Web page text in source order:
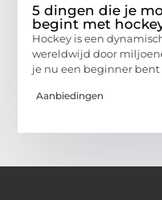
5 dingen die je
begint met
Hockey is een
wereldwijd door
je nu een beginner bent
Aanbiedingen